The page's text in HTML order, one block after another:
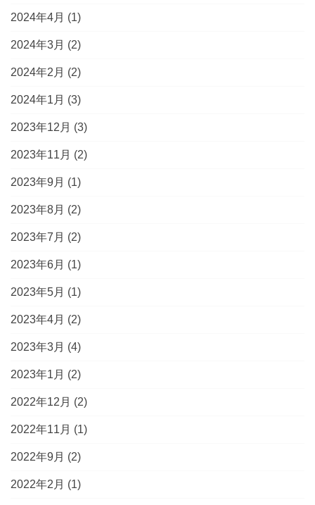
2024年4月 (1)
2024年3月 (2)
2024年2月 (2)
2024年1月 (3)
2023年12月 (3)
2023年11月 (2)
2023年9月 (1)
2023年8月 (2)
2023年7月 (2)
2023年6月 (1)
2023年5月 (1)
2023年4月 (2)
2023年3月 (4)
2023年1月 (2)
2022年12月 (2)
2022年11月 (1)
2022年9月 (2)
2022年2月 (1)